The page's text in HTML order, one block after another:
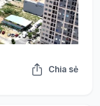
Chia sẻ